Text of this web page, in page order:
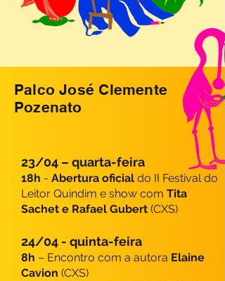
Palco José Clemente
Pozenato
23/04 – quarta-feira
18h - Abertura oficial do II Festival do
Leitor Quindim e show com Tita
Sachet e Rafael Gubert (CXS)
24/04 - quinta-feira
8h – Encontro com a autora Elaine
Cavion (CXS)